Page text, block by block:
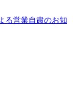
る営業自粛のお知